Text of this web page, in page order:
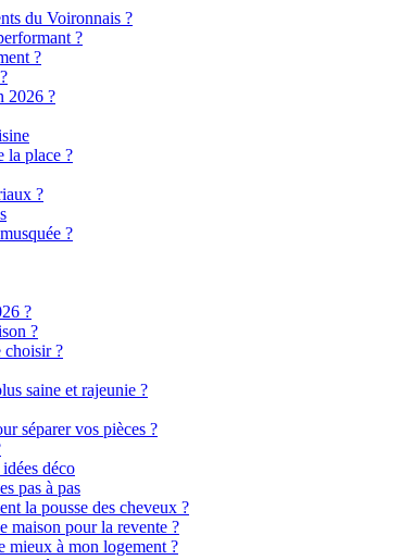
du Voironnais ?
?
?
2026 ?
la place ?
?
?
?
?
choisir ?
saine et rajeunie ?
séparer vos pièces ?
déco
pas à pas
la pousse des cheveux ?
maison pour la revente ?
mieux à mon logement ?